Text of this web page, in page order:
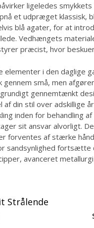
ligeledes
et udpræget klassisk,
blå agater, for at
Vedhængets
præcist, hvor
elementer i den daglige
små, men
gennemtænkt
din stil over adskillige
inden for behandling
sit ansvar alvorligt.
forventes af stærke
sandsynlighed fortsætte
avanceret
Strålende